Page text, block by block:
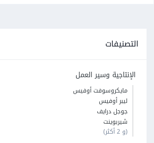
التصنيفات
الإنتاجية وسير العمل
مايكروسوفت أوفيس
ليبر أوفيس
جوجل درايف
شيربوينت
(و 2 أكثر)